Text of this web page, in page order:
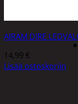
AIRAM DIRE
14,99 €
Lisää ostoskoriin